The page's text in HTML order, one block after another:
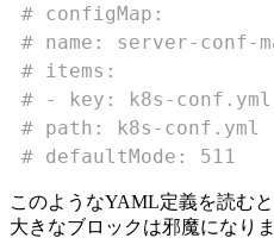
# configMap:
# name: server-conf-
# items:
# - key: k8s-conf.yml
# path: k8s-conf.yml
# defaultMode: 511
このようなYAML定義を読む
大きなブロックは邪魔になりま